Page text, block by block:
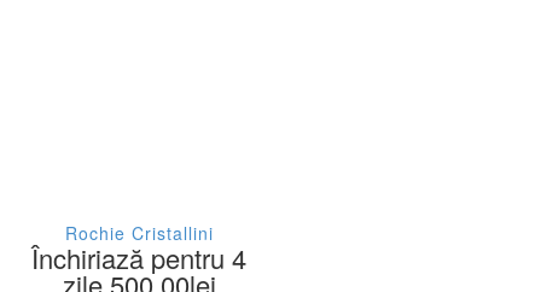
Rochie Cristallini
Închiriază pentru 4
zile 500,00lei